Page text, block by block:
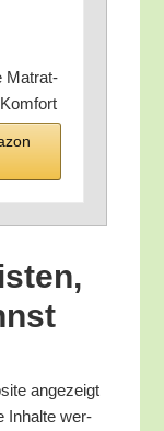
Matrat­
ange­zeigt
Inhal­te wer­